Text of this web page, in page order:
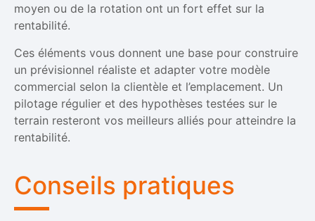
moyen ou de la rotation ont un fort effet sur la
rentabilité.
Ces éléments vous donnent une base pour construire
un prévisionnel réaliste et adapter votre modèle
commercial selon la clientèle et l’emplacement. Un
pilotage régulier et des hypothèses testées sur le
terrain resteront vos meilleurs alliés pour atteindre la
rentabilité.
Conseils pratiques